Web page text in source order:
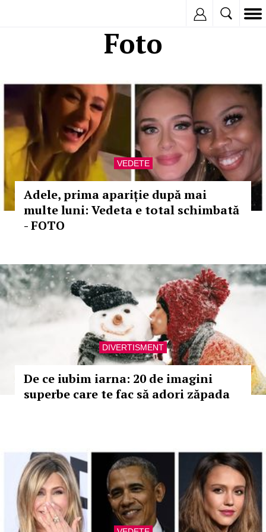
Foto
VEDETE
Adele, prima apariție după mai
multe luni: Vedeta e total schimbată
- FOTO
DIVERTISMENT
De ce iubim iarna: 20 de imagini
superbe care te fac să adori zăpada